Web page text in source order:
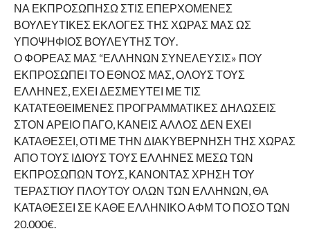
ΝΑ ΕΚΠΡΟΣΩΠΗΣΩ ΣΤΙΣ ΕΠΕΡΧΟΜΕΝΕΣ
ΒΟΥΛΕΥΤΙΚΕΣ ΕΚΛΟΓΕΣ ΤΗΣ ΧΩΡΑΣ ΜΑΣ ΩΣ
ΥΠΟΨΗΦΙΟΣ ΒΟΥΛΕΥΤΗΣ ΤΟΥ.
Ο ΦΟΡΕΑΣ ΜΑΣ “ΕΛΛΗΝΩΝ ΣΥΝΕΛΕΥΣΙΣ» ΠΟΥ
ΕΚΠΡΟΣΩΠΕΙ ΤΟ ΕΘΝΟΣ ΜΑΣ, ΟΛΟΥΣ ΤΟΥΣ
ΕΛΛΗΝΕΣ, ΕΧΕΙ ΔΕΣΜΕΥΤΕΙ ΜΕ ΤΙΣ
ΚΑΤΑΤΕΘΕΙΜΕΝΕΣ ΠΡΟΓΡΑΜΜΑΤΙΚΕΣ ΔΗΛΩΣΕΙΣ
ΣΤΟΝ ΑΡΕΙΟ ΠΑΓΟ, ΚΑΝΕΙΣ ΑΛΛΟΣ ΔΕΝ ΕΧΕΙ
ΚΑΤΑΘΕΣΕΙ, ΟΤΙ ΜΕ ΤΗΝ ΔΙΑΚΥΒΕΡΝΗΣΗ ΤΗΣ ΧΩΡΑΣ
ΑΠΟ ΤΟΥΣ ΙΔΙΟΥΣ ΤΟΥΣ ΕΛΛΗΝΕΣ ΜΕΣΩ ΤΩΝ
ΕΚΠΡΟΣΩΠΩΝ ΤΟΥΣ, ΚΑΝΟΝΤΑΣ ΧΡΗΣΗ ΤΟΥ
ΤΕΡΑΣΤΙΟΥ ΠΛΟΥΤΟΥ ΟΛΩΝ ΤΩΝ ΕΛΛΗΝΩΝ, ΘΑ
ΚΑΤΑΘΕΣΕΙ ΣΕ ΚΑΘΕ ΕΛΛΗΝΙΚΟ ΑΦΜ ΤΟ ΠΟΣΟ ΤΩΝ
20.000€.